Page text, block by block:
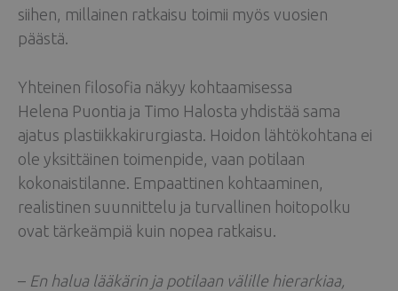
siihen, millainen ratkaisu toimii myös vuosien
päästä.
Yhteinen filosofia näkyy kohtaamisessa
Helena Puontia ja Timo Halosta yhdistää sama
ajatus plastiikkakirurgiasta. Hoidon lähtökohtana ei
ole yksittäinen toimenpide, vaan potilaan
kokonaistilanne. Empaattinen kohtaaminen,
realistinen suunnittelu ja turvallinen hoitopolku
ovat tärkeämpiä kuin nopea ratkaisu.
– En halua lääkärin ja potilaan välille hierarkiaa,